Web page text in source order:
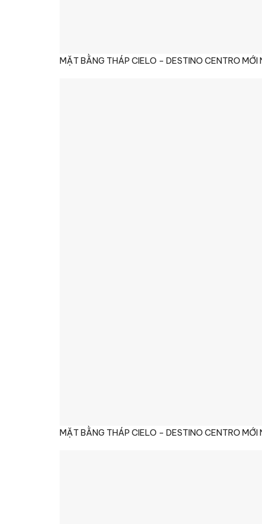
MẶT BẰNG THÁP CIELO – DESTINO CENTRO MỚI
MẶT BẰNG THÁP CIELO – DESTINO CENTRO MỚI